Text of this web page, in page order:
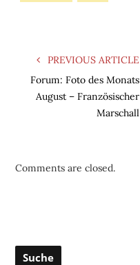
PREVIOUS ARTICLE
Forum: Foto des Monats
August – Französischer
Marschall
Comments are closed.
Suche